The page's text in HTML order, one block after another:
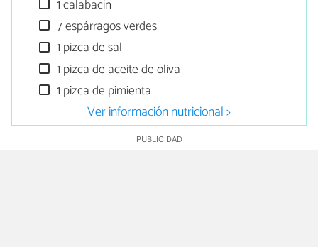
1 calabacín
7 espárragos verdes
1 pizca de sal
1 pizca de aceite de oliva
1 pizca de pimienta
Ver información nutricional >